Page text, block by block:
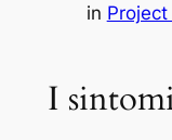
in
I